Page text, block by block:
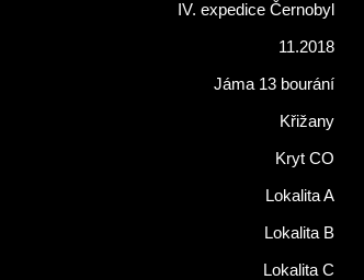
IV. expedice Černobyl
11.2018
Jáma 13 bourání
Křižany
Kryt CO
Lokalita A
Lokalita B
Lokalita C